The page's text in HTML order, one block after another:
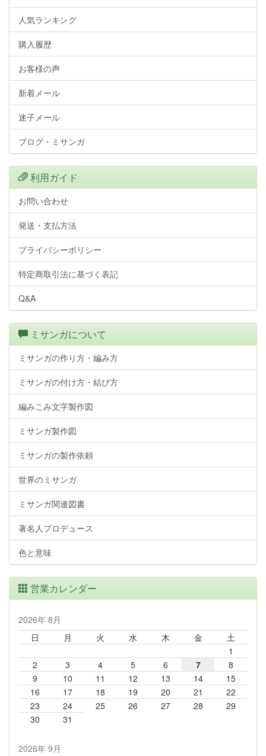
人気ランキング
購入履歴
お客様の声
新着メール
迷子メール
ブログ・ミサンガ
利用ガイド
お問い合わせ
発送・支払方法
プライバシーポリシー
特定商取引法に基づく表記
Q&A
ミサンガについて
ミサンガの作り方・編み方
ミサンガの付け方・結び方
編みこみ文字製作図
ミサンガ製作図
ミサンガの製作依頼
世界のミサンガ
ミサンガ関連図書
著名人プロデュース
色と意味
営業カレンダー
2026年 8月
日
月 火 水 木 金
土
1
2
3 4 5 6 7
8
9
10 11 12 13 14
15
16
17 18 19 20 21
22
23
24 25 26 27 28
29
30
31
2026年 9月